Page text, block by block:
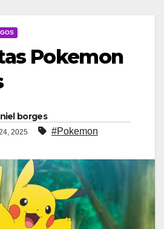
Pokemon
borges
2025 #Pokemon